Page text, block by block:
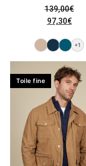
139,00€
97,30€
+1
Toile fine